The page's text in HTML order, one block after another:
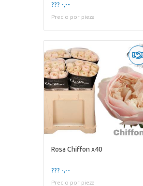
??? -,--
Precio por pieza
Rosa Chiffon x40
??? -,--
Precio por pieza